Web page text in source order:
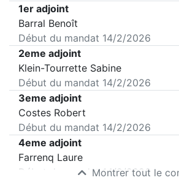
1er adjoint
Barral Benoît
Début du mandat 14/2/2026
2eme adjoint
Klein-Tourrette Sabine
Début du mandat 14/2/2026
3eme adjoint
Costes Robert
Début du mandat 14/2/2026
4eme adjoint
Farrenq Laure
Début du mandat14/2/2026
Montrer tout le